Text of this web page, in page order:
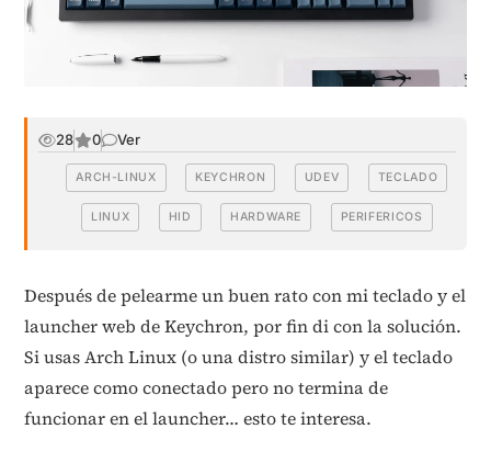
28 0 Ver
ARCH-LINUX KEYCHRON UDEV TECLADO
LINUX HID HARDWARE PERIFERICOS
Después de pelearme un buen rato con mi teclado y el
launcher web de Keychron, por fin di con la solución.
Si usas Arch Linux (o una distro similar) y el teclado
aparece como conectado pero no termina de
funcionar en el launcher… esto te interesa.